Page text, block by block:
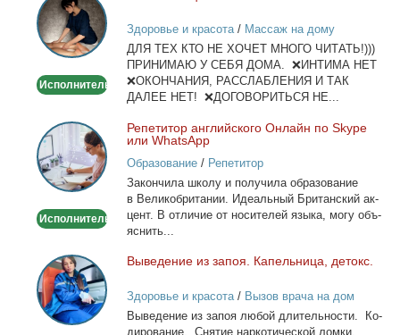
лица
и
тела
Исполнитель
Здоровье и красота/ Массаж на дому
ДЛЯ ТЕХ КТО НЕ ХОЧЕТ МНОГО ЧИТАТЬ!)))
ПРИНИМАЮ У СЕБЯ ДОМА. ❌ИНТИМА НЕТ
❌ОКОНЧАНИЯ, РАССЛАБЛЕНИЯ И ТАК
ДАЛЕЕ НЕТ! ❌ДОГОВОРИТЬСЯ НЕ...
Репетитор
английского
Онлайн
по
или
Исполнитель
Ре­пе­ти­тор ан­глий­ско­го Он­лайн по Skype
или WhatsApp
Образование/ Репетитор
За­кон­чи­ла шко­лу и по­лу­чи­ла об­ра­зо­ва­ние
в Ве­ли­ко­бри­та­нии. Иде­аль­ный Бри­тан­ский ак­
цент. В от­ли­чие от но­си­те­лей язы­ка, мо­гу объ­
яс­нить...
Выведение
из
запоя.
Капельница,
Вы­ве­де­ние из за­поя. Ка­пель­ни­ца, де­токс.
Здоровье и красота/ Вызов врача на дом
Вы­ве­де­ние из за­поя лю­бой дли­тель­но­сти. Ко­
ди­ро­ва­ние. Сня­тие нар­ко­ти­че­ской лом­ки.